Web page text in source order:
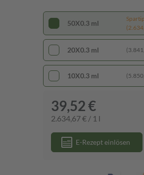
50X0.3 ml
20X0.3 ml
10X0.3 ml
39,52 €
2.634,67 € / 1 l
E-Rezept einlösen